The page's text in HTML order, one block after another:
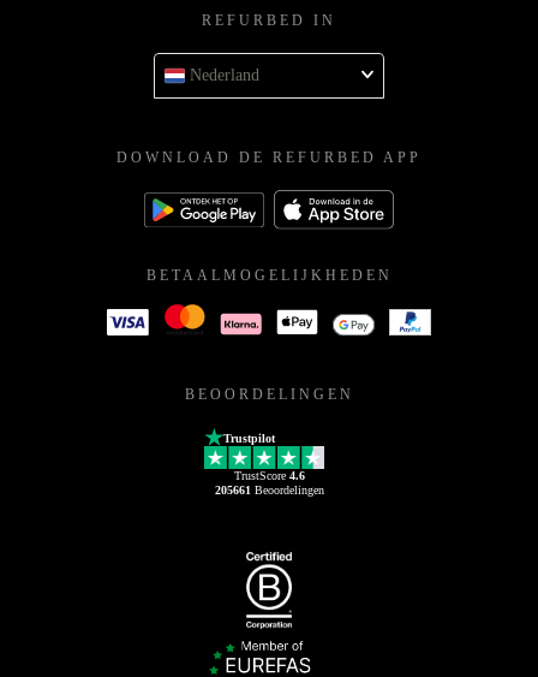
REFURBED IN
Nederland
DOWNLOAD DE REFURBED APP
BETAALMOGELIJKHEDEN
BEOORDELINGEN
Trustpilot
TrustScore 4.6
205661 Beoordelingen